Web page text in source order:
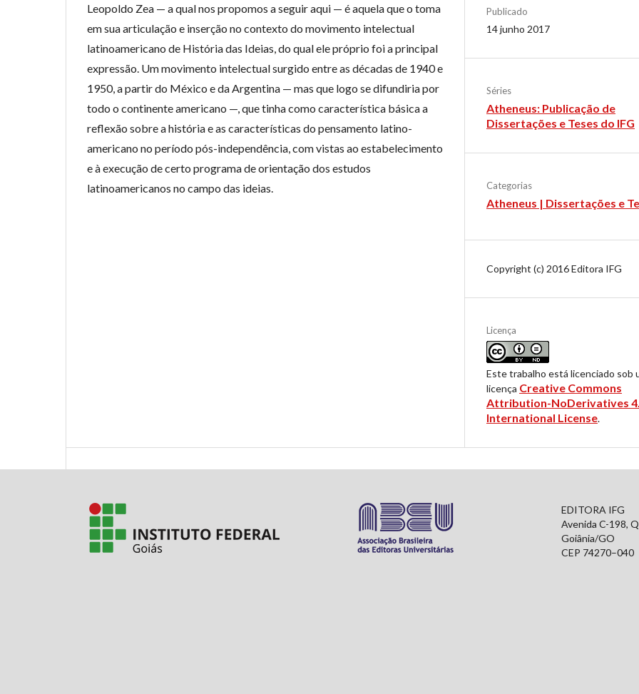
Leopoldo Zea — a qual nos propomos a seguir aqui — é aquela que o toma
em sua articulação e inserção no contexto do movimento intelectual
latinoamericano de História das Ideias, do qual ele próprio foi a principal
expressão. Um movimento intelectual surgido entre as décadas de 1940 e
1950, a partir do México e da Argentina — mas que logo se difundiria por
todo o continente americano —, que tinha como característica básica a
reflexão sobre a história e as características do pensamento latino-
americano no período pós-independência, com vistas ao estabelecimento
e à execução de certo programa de orientação dos estudos
latinoamericanos no campo das ideias.
Publicado
14 junho 2017
Séries
Atheneus: Publicação de
Dissertações e Teses do IFG
Categorias
Atheneus | Dissertações e
Copyright (c) 2016 Editora IFG
Licença
Este trabalho está licenciado sob
licença Creative Commons
Attribution-NoDerivatives
International License.
EDITORA IFG
Avenida C-198,
Goiânia/GO
CEP 74270–040